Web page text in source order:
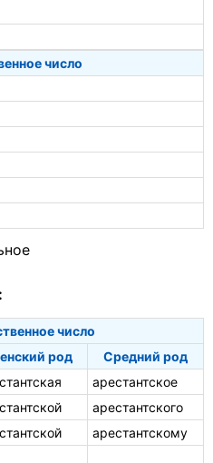
число
число
род
Средний род
арестантское
арестантского
арестантскому